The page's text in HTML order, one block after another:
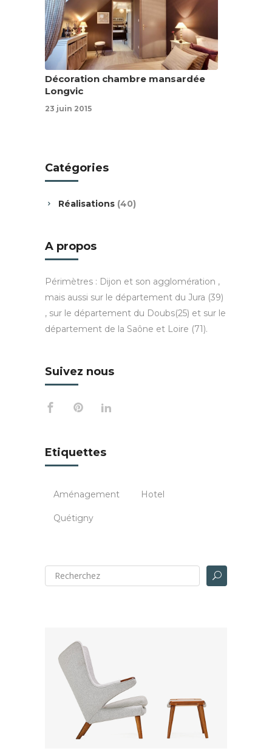
Décoration chambre mansardée
Longvic
23 juin 2015
Catégories
Réalisations (40)
A propos
Périmètres : Dijon et son agglomération ,
mais aussi sur le département du Jura (39)
, sur le département du Doubs(25) et sur le
département de la Saône et Loire (71).
Suivez nous
Etiquettes
Aménagement Hotel
Quétigny